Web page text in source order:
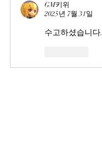
GM키위
2025년 7월 31일
수고하셨습니다